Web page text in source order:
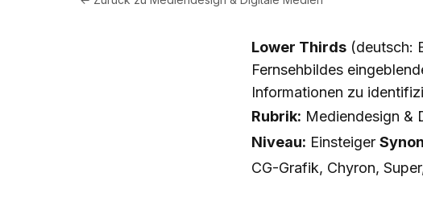
Lower Thirds (deutsch:
Fernsehbildes
Informationen zu
Rubrik: Mediendesign &
Niveau: Einsteiger
CG-Grafik, Chyron,